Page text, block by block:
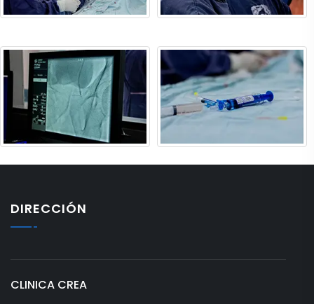
DIRECCIÓN
CLINICA CREA